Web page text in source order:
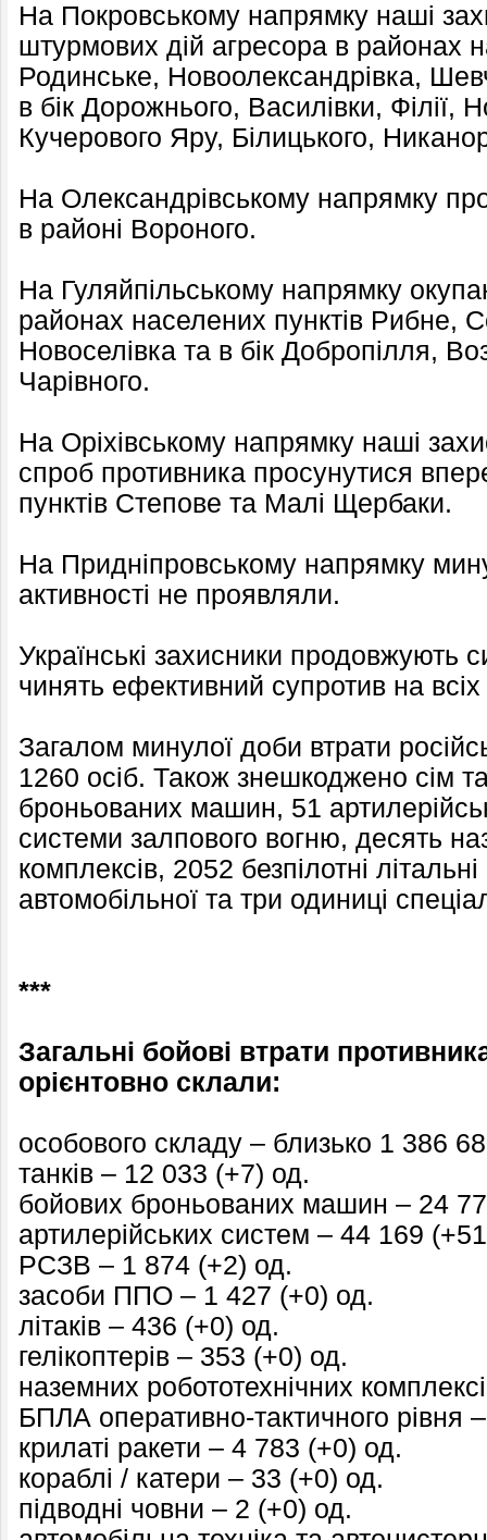
На Покровському напрямку наші
штурмових дій агресора в районах
Родинське, Новоолександрівка,
в бік Дорожнього, Василівки, Філії,
Кучерового Яру, Білицького,
На Олександрівському напрямку
в районі Вороного.
На Гуляйпільському напрямку
районах населених пунктів Рибне,
Новоселівка та в бік Добропілля,
Чарівного.
На Оріхівському напрямку наші
спроб противника просунутися
пунктів Степове та Малі Щербаки.
На Придніпровському напрямку
активності не проявляли.
Українські захисники продовжують
чинять ефективний супротив на
Загалом минулої доби втрати
1260 осіб. Також знешкоджено сім
броньованих машин, 51
системи залпового вогню, десять
комплексів, 2052 безпілотні
автомобільної та три одиниці
***
Загальні бойові втрати
орієнтовно склали:
особового складу – близько 1 386
танків – 12 033 (+7) од.
бойових броньованих машин – 24
артилерійських систем – 44 169
РСЗВ – 1 874 (+2) од.
засоби ППО – 1 427 (+0) од.
літаків – 436 (+0) од.
гелікоптерів – 353 (+0) од.
наземних робототехнічних
БПЛА оперативно-тактичного рівня
крилаті ракети – 4 783 (+0) од.
кораблі / катери – 33 (+0) од.
підводні човни – 2 (+0) од.